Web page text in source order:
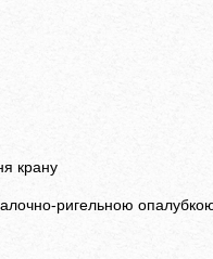
крану
ригельною